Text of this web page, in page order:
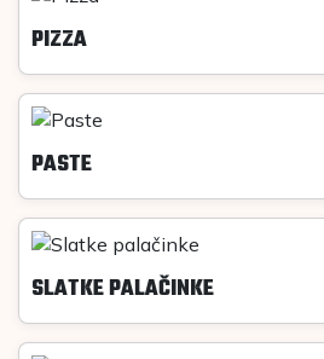
PIZZA
PASTE
SLATKE PALAČINKE